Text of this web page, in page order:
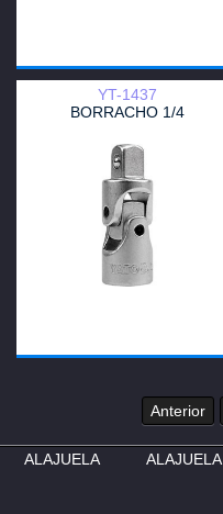
YT-1437
BORRACHO 1/4
Anterior
ALAJUELA ALAJUELA